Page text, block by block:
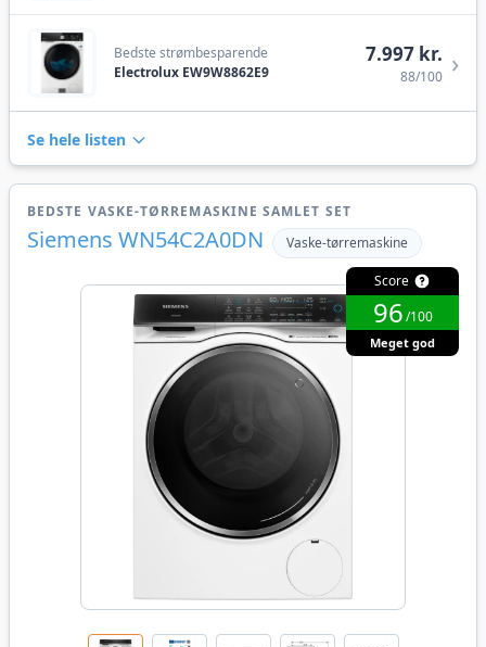
Bedste strømbesparende
Electrolux EW9W8862E9
7.997 kr.
88/100 ›
Se hele listen
BEDSTE VASKE-TØRREMASKINE SAMLET SET
Siemens WN54C2A0DN Vaske-tørremaskine
Score
96/100
Meget god